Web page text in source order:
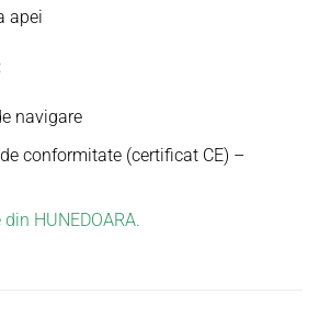
apei
navigare
conformitate (certificat CE) –
HUNEDOARA.